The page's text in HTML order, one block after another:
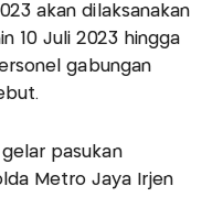
akan dilaksanakan
10 Juli 2023 hingga
gabungan
pasukan
Metro Jaya Irjen